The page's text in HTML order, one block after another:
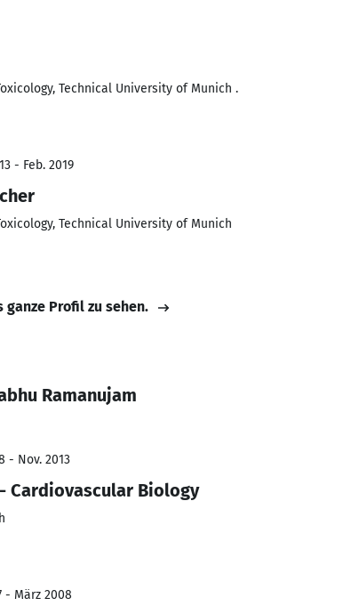
Technical University of Munich .
- Feb. 2019
Technical University of Munich
ganze Profil zu sehen.
Ramanujam
- Nov. 2013
Cardiovascular Biology
- März 2008